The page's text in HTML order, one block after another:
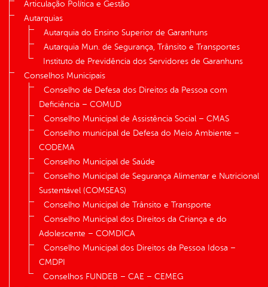
Articulação Política e Gestão
Autarquias
Autarquia do Ensino Superior de Garanhuns
Autarquia Mun. de Segurança, Trânsito e Transportes
Instituto de Previdência dos Servidores de Garanhuns
Conselhos Municipais
Conselho de Defesa dos Direitos da Pessoa com
Deficiência – COMUD
Conselho Municipal de Assistência Social – CMAS
Conselho municipal de Defesa do Meio Ambiente –
CODEMA
Conselho Municipal de Saúde
Conselho Municipal de Segurança Alimentar e Nutricional
Sustentável (COMSEAS)
Conselho Municipal de Trânsito e Transporte
Conselho Municipal dos Direitos da Criança e do
Adolescente – COMDICA
Conselho Municipal dos Direitos da Pessoa Idosa –
CMDPI
Conselhos FUNDEB – CAE – CEMEG